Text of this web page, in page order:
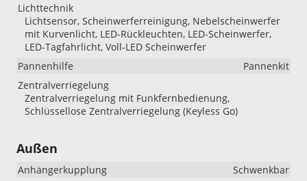
Lichttechnik
Lichtsensor, Scheinwerferreinigung, Nebelscheinwerfer
mit Kurvenlicht, LED-Rückleuchten, LED-Scheinwerfer,
LED-Tagfahrlicht, Voll-LED Scheinwerfer
Pannenhilfe
Pannenkit
Zentralverriegelung
Zentralverriegelung mit Funkfernbedienung,
Schlüssellose Zentralverriegelung (Keyless Go)
Außen
Anhängerkupplung
Schwenkbar